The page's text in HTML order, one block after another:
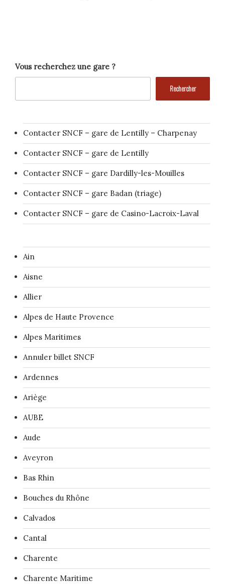
Vous recherchez une gare ?
Rechercher
Contacter SNCF – gare de Lentilly – Charpenay
Contacter SNCF – gare de Lentilly
Contacter SNCF – gare Dardilly-les-Mouilles
Contacter SNCF – gare Badan (triage)
Contacter SNCF – gare de Casino-Lacroix-Laval
Ain
Aisne
Allier
Alpes de Haute Provence
Alpes Maritimes
Annuler billet SNCF
Ardennes
Ariège
AUBE
Aude
Aveyron
Bas Rhin
Bouches du Rhône
Calvados
Cantal
Charente
Charente Maritime